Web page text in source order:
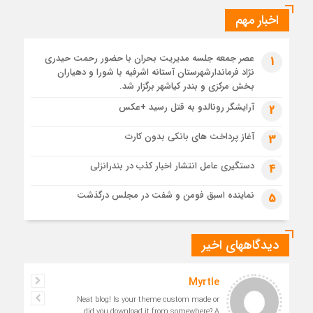
تشییع پیکر مطهر رهبر شهید انقلاب در مسجد جمکران
قم، یکپارچه در سوگ و حماسه؛ بدرقه باشکوه امام مجاهد
رهبرشهید
مراسم تشییع پیکر رهبر شهید در قم به پایان رسید
اخبار مهم
1
عصر جمعه جلسه مدیریت بحران با حضور رحمت حیدری
نژاد فرماندارشهرستان آستانه اشرفیه با شورا و دهیاران
بخش مرکزی و بندر کیاشهر برگزار شد.
2 آرایشگر رونالدو به قتل رسید +عکس
3 آغاز پرداخت های بانکی بدون کارت
4 دستگیری عامل انتشار اخبار کذب در بندرانزلی
5 نماینده اسبق فومن و شفت در مجلس درگذشت
دیدگاههای اخیر
Myrtle
Neat blog! Is your theme custom made or